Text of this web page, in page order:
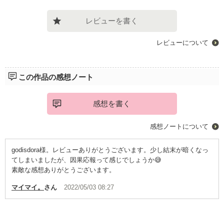
レビューを書く
レビューについて
この作品の感想ノート
感想を書く
感想ノートについて
godisdora様。レビューありがとうございます。少し結末が暗くなっ
てしまいましたが、因果応報って感じでしょうか😅
素敵な感想ありがとうございます。
マイマイ。 さん 2022/05/03 08:27